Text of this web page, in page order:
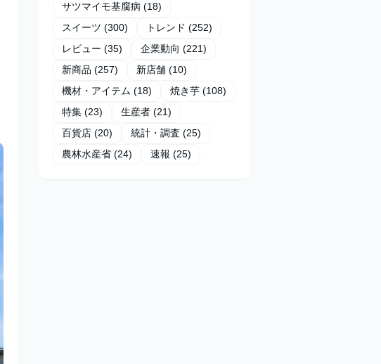
サツマイモ基腐病 (18)
スイーツ (300) トレンド (252)
レビュー (35) 企業動向 (221)
新商品 (257) 新店舗 (10)
機材・アイテム (18) 焼き芋 (108)
特集 (23) 生産者 (21)
百貨店 (20) 統計・調査 (25)
農林水産省 (24) 速報 (25)